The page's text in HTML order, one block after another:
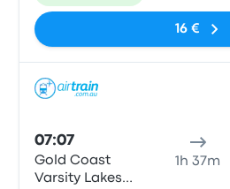
16 €
07:07
Gold Coast
Varsity Lakes
1h 37m